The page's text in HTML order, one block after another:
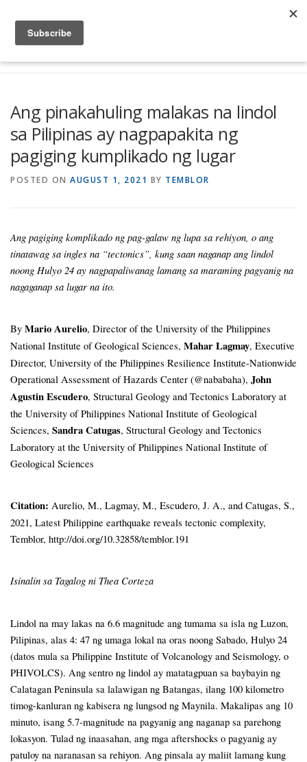
Check My Risk Career
Ang pinakahuling malakas na lindol
sa Pilipinas ay nagpapakita ng
pagiging kumplikado ng lugar
POSTED ON AUGUST 1, 2021 BY TEMBLOR
Ang pagiging komplikado ng pag-galaw ng lupa sa rehiyon, o ang
tinatawag sa ingles na “tectonics”, kung saan naganap ang lindol
noong Hulyo 24 ay nagpapaliwanag lamang sa maraming pagyanig na
nagaganap sa lugar na ito.
By Mario Aurelio, Director of the University of the Philippines
National Institute of Geological Sciences, Mahar Lagmay, Executive
Director, University of the Philippines Resilience Institute-Nationwide
Operational Assessment of Hazards Center (@nababaha), John
Agustin Escudero, Structural Geology and Tectonics Laboratory at
the University of Philippines National Institute of Geological
Sciences, Sandra Catugas, Structural Geology and Tectonics
Laboratory at the University of Philippines National Institute of
Geological Sciences
Citation: Aurelio, M., Lagmay, M., Escudero, J. A., and Catugas, S.,
2021, Latest Philippine earthquake reveals tectonic complexity,
Temblor, http://doi.org/10.32858/temblor.191
Isinalin sa Tagalog ni Thea Corteza
Lindol na may lakas na 6.6 magnitude ang tumama sa isla ng Luzon,
Pilipinas, alas 4: 47 ng umaga lokal na oras noong Sabado, Hulyo 24
(datos mula sa Philippine Institute of Volcanology and Seismology, o
PHIVOLCS). Ang sentro ng lindol ay matatagpuan sa baybayin ng
Calatagan Peninsula sa lalawigan ng Batangas, ilang 100 kilometro
timog-kanluran ng kabisera ng lungsod ng Maynila. Makalipas ang 10
minuto, isang 5.7-magnitude na pagyanig ang naganap sa parehong
lokasyon. Tulad ng inaasahan, ang mga aftershocks o pagyanig ay
patuloy na naranasan sa rehiyon. Ang pinsala ay maliit lamang kung